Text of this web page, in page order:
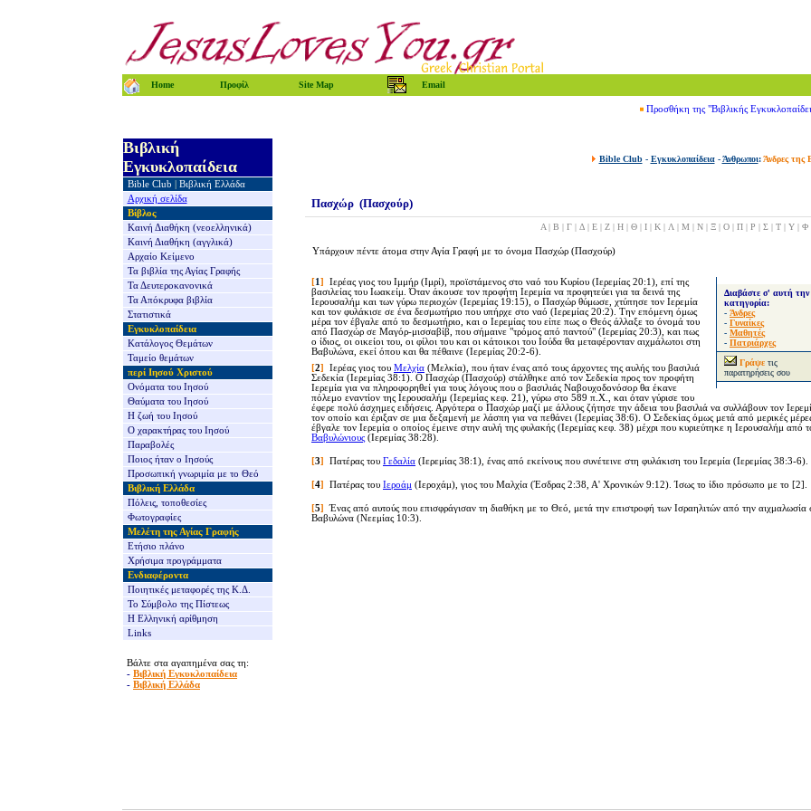
Home Προφίλ Site Map Email
Προσθήκη της "Βιβλικής
Βιβλική
Εγκυκλοπαίδεια
Bible Club
Βιβλική Ελλάδα
Αρχική σελίδα
Βίβλος
Καινή Διαθήκη (νεοελληνικά)
Καινή Διαθήκη (αγγλικά)
Αρχαίο Κείμενο
Τα βιβλία τηςΑγίας Γραφής
Τα Δευτεροκανονικά
Τα Απόκρυφα βιβλία
Στατιστικά
Εγκυκλοπαίδεια
Κατάλογος Θεμάτων
Ταμείο θεμάτων
περί Ιησού Χριστού
Ονόματα του Ιησού
Θαύματα του Ιησού
Η ζωή του Ιησού
Ο χαρακτήρας του Ιησού
Παραβολές
Ποιος ήταν ο Ιησούς
Προσωπική γνωριμία με το Θεό
Βιβλική Ελλάδα
Πόλεις, τοποθεσίες
Φωτογραφίες
Μελέτη της Αγίας Γραφής
Ετήσιο πλάνο
Χρήσιμα προγράμματα
Ενδιαφέροντα
Ποιητικές μεταφορές της Κ.Δ.
Το Σύμβολο της Πίστεως
Η Ελληνική αρίθμηση
Links
Βάλτε στα αγαπημένα σας τη:
- Βιβλική Εγκυκλοπαίδεια
- Βιβλική Ελλάδα
Bible Club- Εγκυκλοπαίδεια-Άνθρωποι:Άνδρες της
Πασχώρ (Πασχούρ)
Α | Β | Γ | Δ | Ε | Ζ | Η | Θ | Ι | Κ | Λ | Μ | Ν | Ξ | Ο | Π | Ρ | Σ | Τ | Υ | Φ
Υπάρχουν πέντεάτομα στην Αγία Γραφή με το όνομα Πασχώρ (Πασχούρ)
Διαβάστε σ' αυτή την
κατηγορία:
- Άνδρες
- Γυναίκες
- Μαθητές
- Πατριάρχες
Γράψε τις
παρατηρήσεις σου
[1 ]
Ιερέας γιος του Ιμμήρ (Ιμρί), προϊστάμενος στο ναό του Κυρίου (Ιερεμίας 20:1), επί της
βασιλείας του Ιωακείμ.Όταν άκουσε τον προφήτη Ιερεμία να προφητεύει για τα δεινά της
Ιερουσαλήμ και των γύρω περιοχών (Ιερεμίας 19:15) , ο Πασχώρ θύμωσε, χτύπησε τον Ιερεμία
και τον φυλάκισε σε ένα δεσμωτήριο που υπήρχε στο ναό (Ιερεμίας 20:2) . Την επόμενη όμως
μέρα τον έβγαλε από το δεσμωτήριο, και ο Ιερεμίας του είπε πως ο Θεός άλλαξε το όνομά του
από Πασχώρ σε Μαγόρ-μισσαβίβ, που σήμαινε "τρόμος από παντού" (Ιερεμίας 20:3) , και πως
ο ίδιος, οι οικείοι του, οι φίλοι του και οι κάτοικοι του Ιούδα θα μεταφέρονταν αιχμάλωτοι στη
Βαβυλώνα, εκεί όπου και θα πέθαινε (Ιερεμίας 20:2-6).
[2] Ιερέας γιος του Μελχία (Μελκία), που ήταν ένας από τους άρχοντες της αυλής του βασιλιά
Σεδεκία (Ιερεμίας 38:1). Ο Πασχώρ (Πασχούρ) στάλθηκε από τον Σεδεκία προς τον προφήτη
Ιερεμία για να πληροφορηθεί για τους λόγους που ο βασιλιάς Ναβουχοδονόσορ θα έκανε
πόλεμο εναντίον της Ιερουσαλήμ (Ιερεμίας κεφ. 21), γύρω στο 589 π.Χ., και όταν γύρισε του
έφερε πολύ άσχημες ειδήσεις. Αργότερα ο Πασχώρ μαζί με άλλους ζήτησε την άδεια του βασιλιά να συλλάβουν τον
τον οποίο και έριξαν σε μια δεξαμενή με λάσπη για να πεθάνει (Ιερεμίας 38:6). Ο Σεδεκίας όμως μετά από μερικές
έβγαλε τον Ιερεμία ο οποίος έμεινε στην αυλή της φυλακής (Ιερεμίας κεφ. 38) μέχρι που κυριεύτηκε η Ιερουσαλήμ από
Βαβυλώνιους (Ιερεμίας 38:28).
[3] Πατέρας του Γεδαλία (Ιερεμίας 38:1) , ένας από εκείνους που συνέτεινε στη φυλάκιση του Ιερεμία (Ιερεμίας 38:3-6).
[4] Πατέρας του Ιεροάμ (Ιεροχάμ), γιος του Μαλχία (Έσδρας 2:38, Α' Χρονικών 9:12). Ίσως το ίδιο πρόσωπο με το [2].
[5]
Ένας από αυτούς που επισφράγισαν τη διαθήκη με το Θεό, μετά την επιστροφή των Ισραηλιτών από την αιχμαλωσία
Βαβυλώνα (Νεεμίας 10:3).